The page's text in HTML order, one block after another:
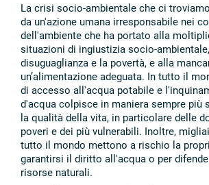
La crisi socio-ambientale che ci
da un'azione umana irresponsabile nei
dell'ambiente che ha portato alla
situazioni di ingiustizia socio-
disuguaglianza e la povertà, e alla
un’alimentazione adeguata. In tutto il
di accesso all'acqua potabile e
d'acqua colpisce in maniera sempre più
la qualità della vita, in particolare delle
poveri e dei più vulnerabili. Inoltre,
tutto il mondo mettono a rischio la
garantirsi il diritto all'acqua o per
risorse naturali.